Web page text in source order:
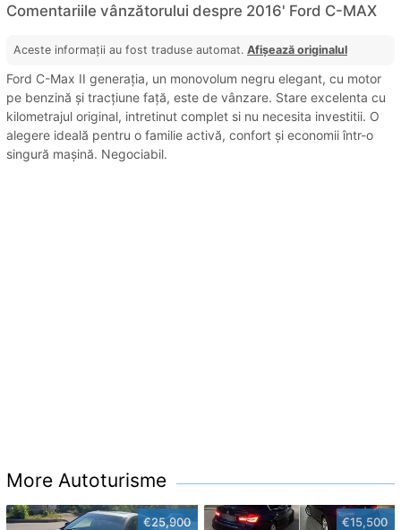
Comentariile vânzătorului despre 2016' Ford C-MAX
Aceste informații au fost traduse automat. Afișează originalul
Ford C-Max II generația, un monovolum negru elegant, cu motor
pe benzină și tracțiune față, este de vânzare. Stare excelenta cu
kilometrajul original, intretinut complet si nu necesita investitii. O
alegere ideală pentru o familie activă, confort și economii într-o
singură mașină. Negociabil.
More Autoturisme
€25,900 €15,500